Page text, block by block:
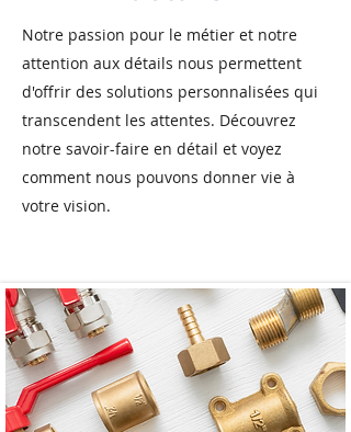
Notre passion pour le métier et notre
attention aux détails nous permettent
d'offrir des solutions personnalisées qui
transcendent les attentes. Découvrez
notre savoir-faire en détail et voyez
comment nous pouvons donner vie à
votre vision.